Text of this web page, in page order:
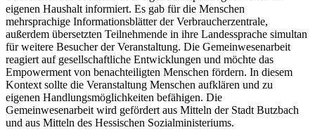
eigenen Haushalt informiert. Es gab für die Menschen
mehrsprachige Informationsblätter der Verbraucherzentrale,
außerdem übersetzten Teilnehmende in ihre Landessprache simultan
für weitere Besucher der Veranstaltung. Die Gemeinwesenarbeit
reagiert auf gesellschaftliche Entwicklungen und möchte das
Empowerment von benachteiligten Menschen fördern. In diesem
Kontext sollte die Veranstaltung Menschen aufklären und zu
eigenen Handlungsmöglichkeiten befähigen. Die
Gemeinwesenarbeit wird gefördert aus Mitteln der Stadt Butzbach
und aus Mitteln des Hessischen Sozialministeriums.